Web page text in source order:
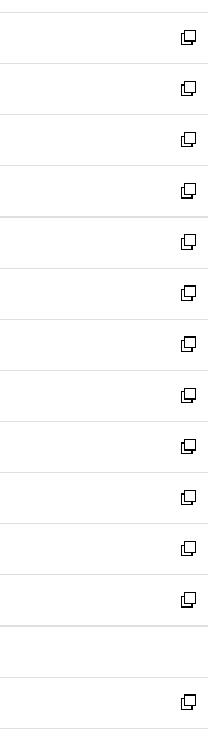
開
く
ウ
で
開
く
ン
ド
ウ
で
開
く
ウ
ィ
ン
ド
ウ
で
開
く
新
し
い
ウ
ィ
ン
ド
ウ
で
開
く
新
し
い
ウ
ィ
ン
ド
ウ
で
開
く
新
し
い
ウ
ィ
ン
ド
ウ
で
開
く
新
し
い
ウ
ィ
ン
ド
ウ
で
開
く
新
し
い
ウ
ィ
ン
ド
ウ
で
開
く
新
し
い
ウ
ィ
ン
ド
ウ
で
開
く
新
し
い
ウ
ィ
ン
ド
ウ
で
開
く
新
し
い
ウ
ィ
ン
ド
ウ
で
開
新
し
い
ウ
ィ
ン
ド
ウ
開
く
新
し
い
ウ
ィ
ン
ウ
で
開
新
し
い
ウ
ン
ド
ウ
新
し
ウ
ィ
ン
新